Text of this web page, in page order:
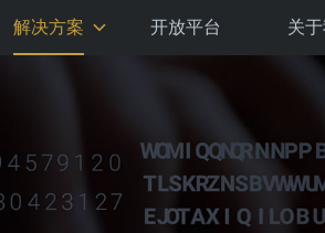
解决方案 开放平台 关